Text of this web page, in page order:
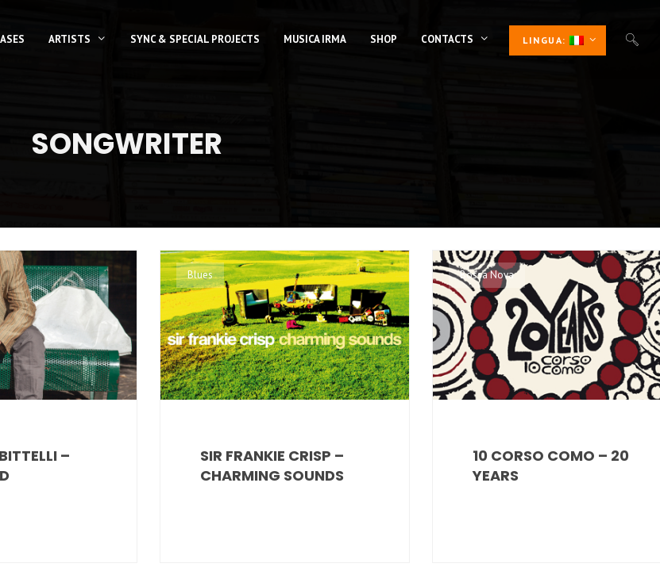
ARTISTS SYNC & SPECIAL PROJECTS MUSICA IRMA SHOP CONTACTS LINGUA:
SONGWRITER
–
Blues
SIR FRANKIE CRISP –
CHARMING SOUNDS
Bossa Nova
10 CORSO COMO – 20
YEARS